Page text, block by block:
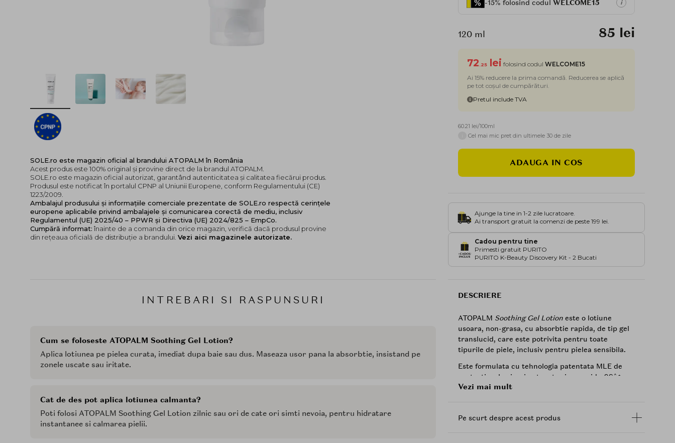
SOLE.ro este magazin oficial al brandului ATOPALM în România
Acest produs este 100% original și provine direct de la brandul ATOPALM.
SOLE.ro este magazin oficial autorizat, garantând autenticitatea și calitatea fiecărui produs.
Produsul este notificat în portalul CPNP al Uniunii Europene, conform Regulamentului (CE)
1223/2009.
Ambalajul produsului și informațiile comerciale prezentate de SOLE.ro respectă cerințele
europene aplicabile privind ambalajele și comunicarea corectă de mediu, inclusiv
Regulamentul (UE) 2025/40 – PPWR și Directiva (UE) 2024/825 – EmpCo.
Cumpără informat: înainte de a comanda din orice magazin, verifică dacă produsul provine
din rețeaua oficială de distribuție a brandului. Vezi aici magazinele autorizate.
-15% folosind codul WELCOME15 i
120 ml 85 lei
72 .25 lei folosind codul WELCOME15
Ai 15% reducere la prima comandă. Reducerea se aplică
pe tot coșul de cumpărături.
Pretul include TVA
60.21 lei/100ml
Cel mai mic pret din ultimele 30 de zile
ADAUGA IN COS
Ajunge la tine in 1-2 zile lucratoare.
Ai transport gratuit la comenzi de peste 199 lei.
Cadou pentru tine
Primesti gratuit PURITO
PURITO K-Beauty Discovery Kit - 2 Bucati
INTREBARI SI RASPUNSURI
Cum se foloseste ATOPALM Soothing Gel Lotion?
Aplica lotiunea pe pielea curata, imediat dupa baie sau dus. Maseaza usor pana la absorbtie, insistand pe
zonele uscate sau iritate.
Cat de des pot aplica lotiunea calmanta?
Poti folosi ATOPALM Soothing Gel Lotion zilnic sau ori de cate ori simti nevoia, pentru hidratare
instantanee si calmarea pielii.
DESCRIERE
ATOPALM Soothing Gel Lotion este o lotiune
usoara, non-grasa, cu absorbtie rapida, de tip gel
translucid, care este potrivita pentru toate
tipurile de piele, inclusiv pentru pielea sensibila.
Este formulata cu tehnologia patentata MLE de
protectie a barierei cutanate si ceramida-9Sâ¢
pentru a ajuta la protejarea si calmarea pielii
un amestec de uleiuri de origine naturala -
Vezi mai mult
Pe scurt despre acest produs